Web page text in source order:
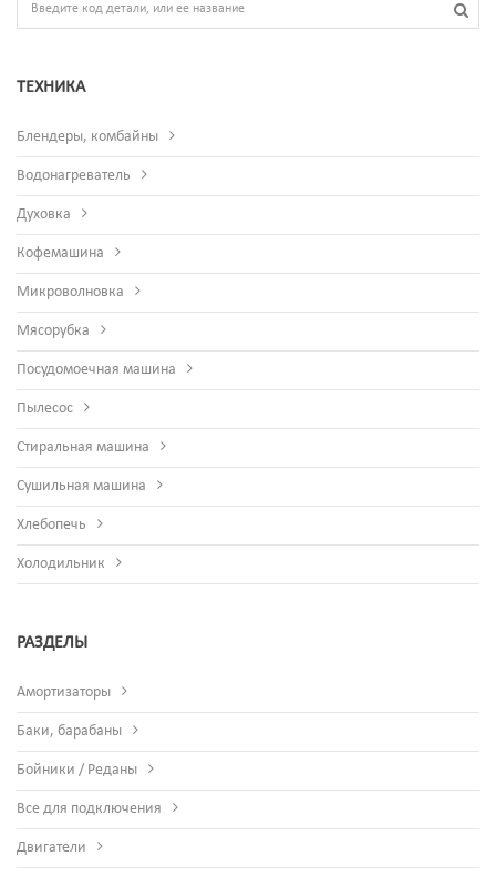
ТЕХНИКА
Блендеры, комбайны
Водонагреватель
Духовка
Кофемашина
Микроволновка
Мясорубка
Посудомоечная машина
Пылесос
Стиральная машина
Сушильная машина
Хлебопечь
Холодильник
РАЗДЕЛЫ
Амортизаторы
Баки, барабаны
Бойники / Реданы
Все для подключения
Двигатели